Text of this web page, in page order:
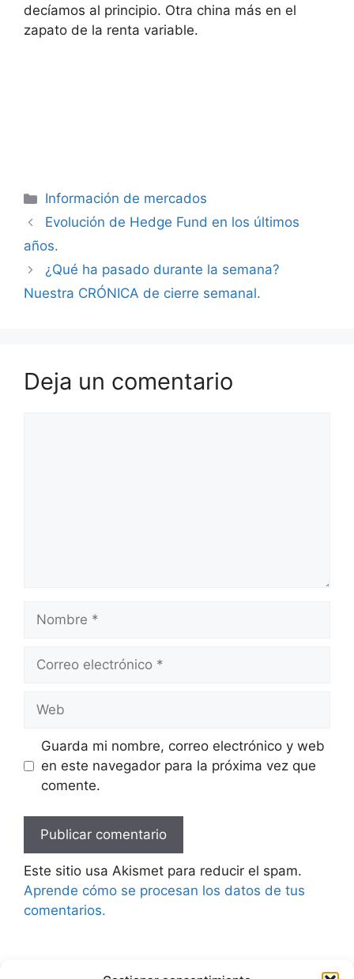
decíamos al principio. Otra china más en el
zapato de la renta variable.
Categorías
Información de mercados
Evolución de Hedge Fund en los últimos
años.
¿Qué ha pasado durante la semana?
Nuestra CRÓNICA de cierre semanal.
Deja un comentario
Nombre
Correo
Web
Guarda mi nombre, correo electrónico y web
en este navegador para la próxima vez que
comente.
Este sitio usa Akismet para reducir el spam.
Aprende cómo se procesan los datos de tus
comentarios.